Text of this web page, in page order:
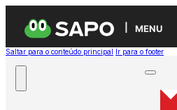
MENU
Saltar para o conteúdo principal Ir para o footer